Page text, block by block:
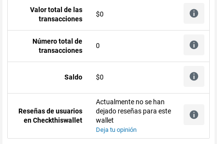
Valor total de las
transacciones
$0
Número total de
transacciones
0
Saldo $0
Reseñas de usuarios
en Checkthiswallet
Actualmente no se han
dejado reseñas para este
wallet
Deja tu opinión